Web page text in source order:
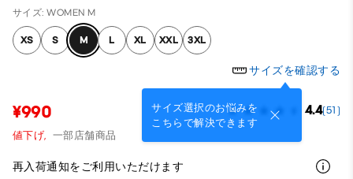
サイズ: WOMEN M
XS S M L XL XXL 3XL
サイズを確認する
サイズ選択のお悩みを
こちらで解決できます
¥990 4.4(51)
値下げ, 一部店舗商品
再入荷通知をご利用いただけます